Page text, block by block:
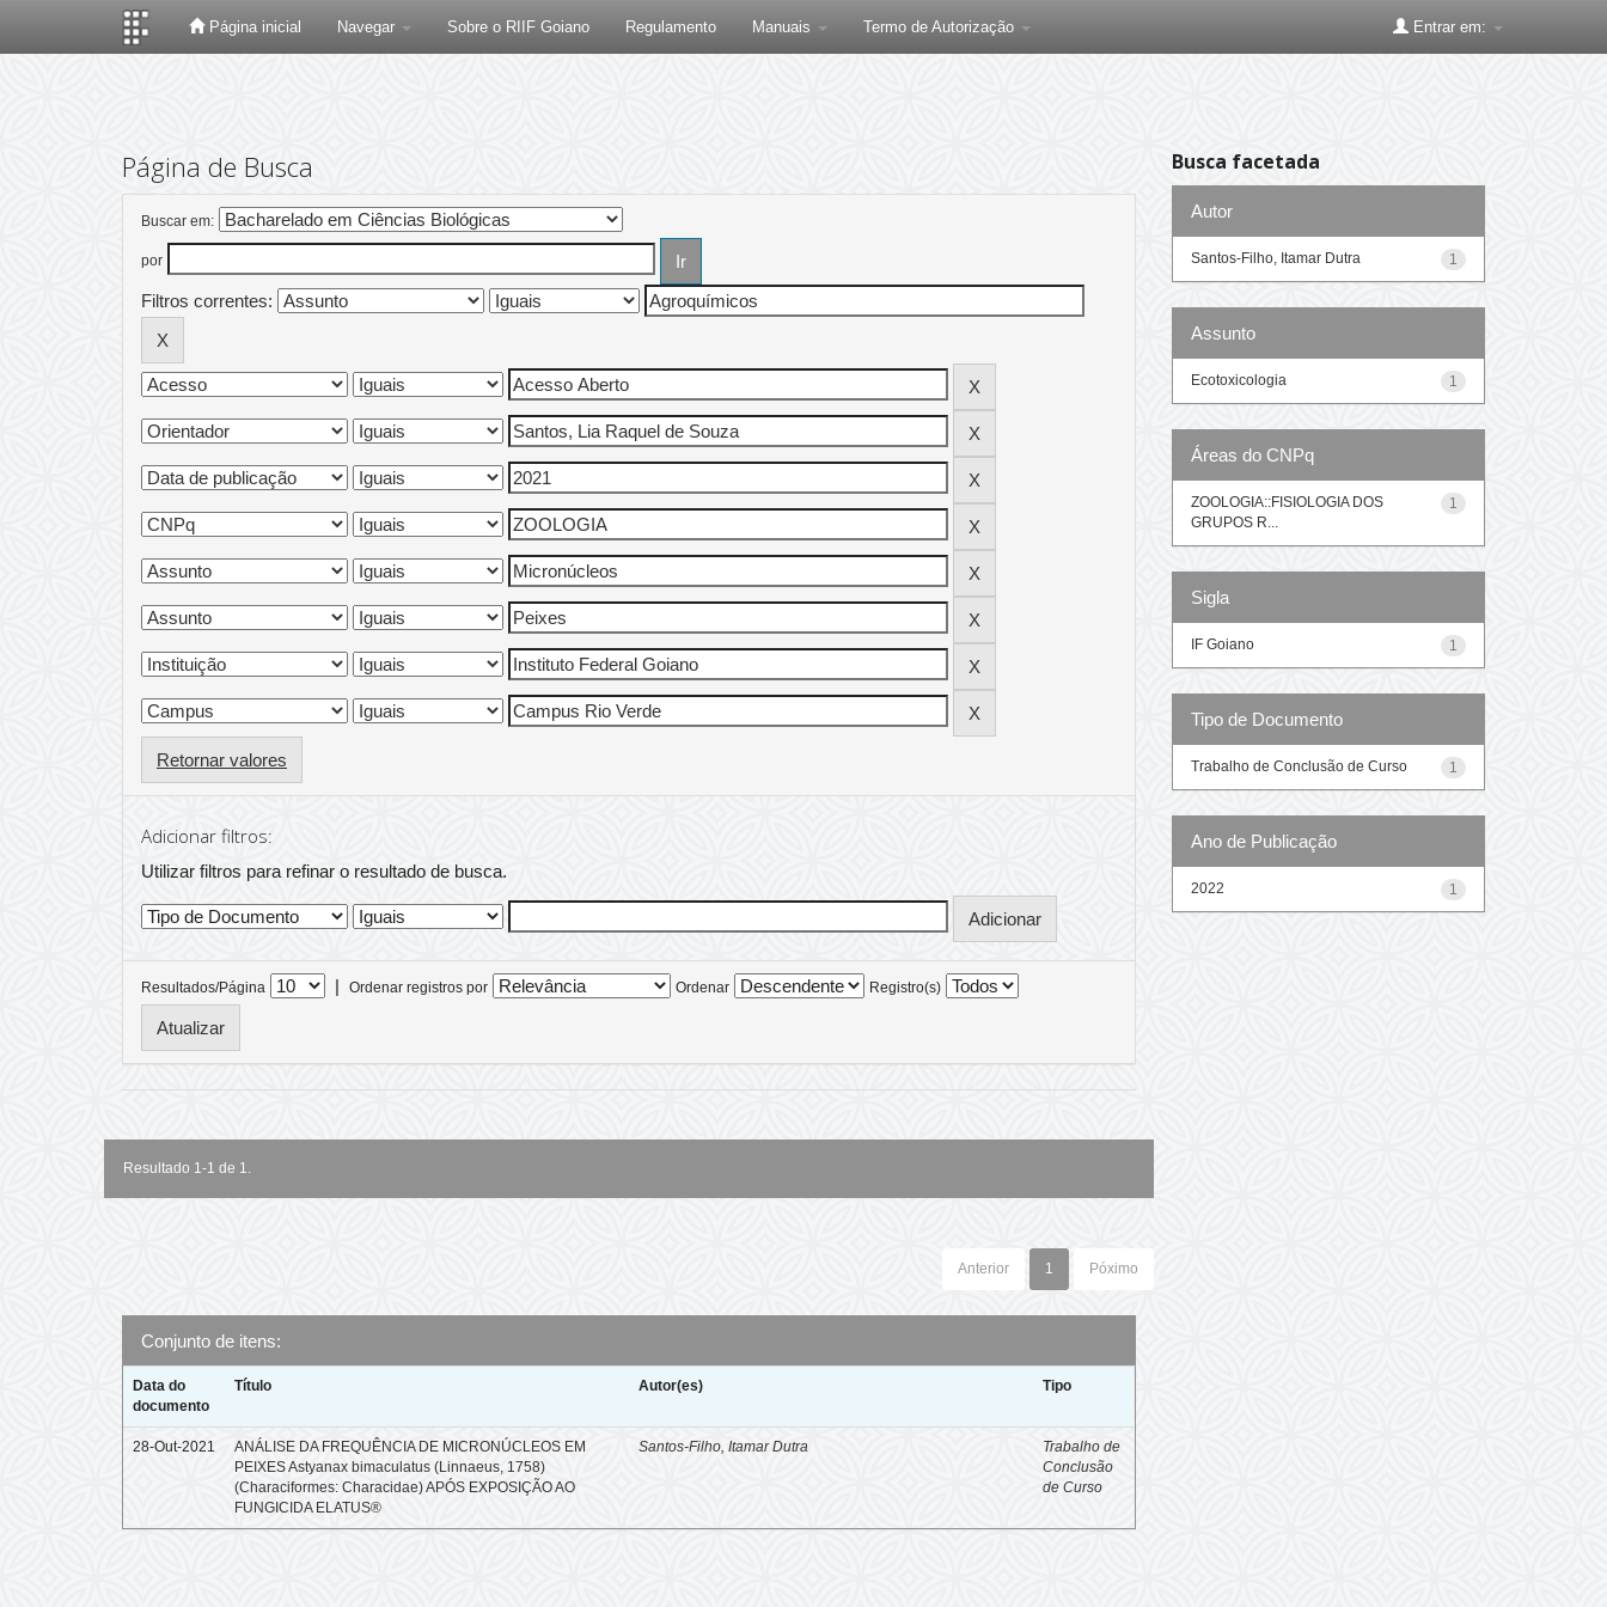
Página inicial Navegar Sobre o RIIF Goiano Regulamento Manuais Termo de Autorização Entrar em:
Página de Busca
Buscar em:
por
Filtros correntes:
Retornar valores
Adicionar filtros:
Utilizar filtros para refinar o resultado de busca.
Resultados/Página | Ordenar registros por Ordenar Registro(s)
Resultado 1-1 de 1.
Anterior 1 Póximo
Conjunto de itens:
Data do
documento
Título Autor(es) Tipo
28-Out-2021
ANÁLISE DA FREQUÊNCIA DE MICRONÚCLEOS EM
PEIXES Astyanax bimaculatus (Linnaeus, 1758)
(Characiformes: Characidae) APÓS EXPOSIÇÃO AO
FUNGICIDA ELATUS®
Santos-Filho, Itamar Dutra
Trabalho de
Conclusão
de Curso
Busca facetada
Autor
1
Santos-Filho, Itamar Dutra
Assunto
1
Ecotoxicologia
Áreas do CNPq
1
ZOOLOGIA::FISIOLOGIA DOS
GRUPOS R...
Sigla
1
IF Goiano
Tipo de Documento
1
Trabalho de Conclusão de Curso
Ano de Publicação
1
2022